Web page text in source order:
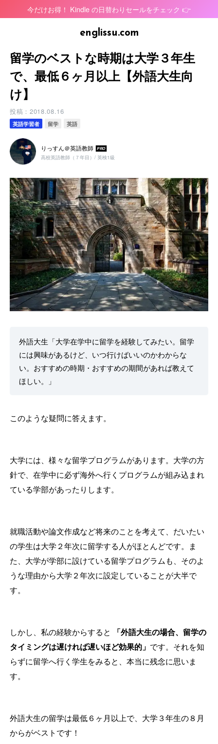
今だけお得！ Kindle の日替わりセールをチェック 👉
留学のベストな時期は大学３年生
で、最低６ヶ月以上【外語大生向
け】
投稿： 2018.08.16
英語学習者 留学 英語
りっすん＠英語教師 PRO
高校英語教師（７年目）/ 英検1級
外語大生「大学在学中に留学を経験してみたい。留学
には興味があるけど、いつ行けばいいのかわからな
い。おすすめの時期・おすすめの期間があれば教えて
ほしい。」
このような疑問に答えます。
大学には、様々な留学プログラムがあります。大学の方
針で、在学中に必ず海外へ行くプログラムが組み込まれ
ている学部があったりします。
就職活動や論文作成など将来のことを考えて、だいたい
の学生は大学２年次に留学する人がほとんどです。ま
た、大学が学部に設けている留学プログラムも、そのよ
うな理由から大学２年次に設定していることが大半で
す。
しかし、私の経験からすると
「外語大生の場合、留学の
タイミングは遅ければ遅いほど効果的」 です。それを知
らずに留学へ行く学生をみると、本当に残念に思いま
す。
外語大生の留学は最低６ヶ月以上で、大学３年生の８月
からがベストです！